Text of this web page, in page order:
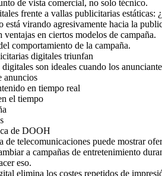
de vista comercial, no solo técnico.
frente a vallas publicitarias
está virando agresivamente hacia la
ventajas en ciertos modelos de campaña.
comportamiento de la campaña.
digitales triunfan
son ideales cuando los
anuncios
en tiempo real
el tiempo
de DOOH
de telecomunicaciones puede mostrar
a campañas de entretenimiento
eso.
elimina los costes repetidos de